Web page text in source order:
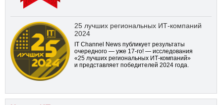
25 лучших региональных ИТ-компаний
2024
IT Channel News публикует результаты
очередного — уже 17-го! — исследования
«25 лучших региональных ИТ-компаний»
и представляет победителей 2024 года.